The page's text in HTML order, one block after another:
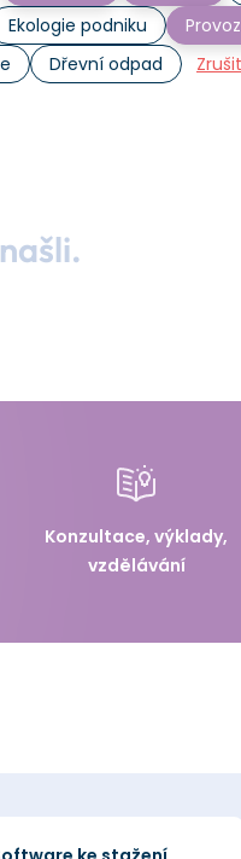
Ekologie podniku
Dřevní odpad
Konzultace, výklady,
vzdělávání